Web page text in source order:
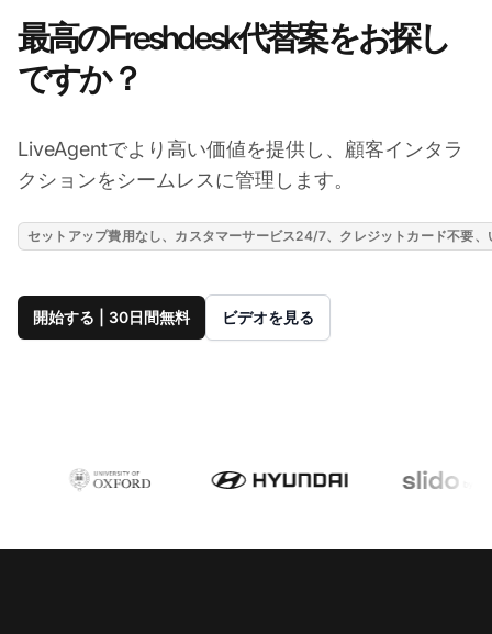
最高のFreshdesk代替案をお探し
ですか？
LiveAgentでより高い価値を提供し、顧客インタラ
クションをシームレスに管理します。
セットアップ費用なし、カスタマーサービス24/7、クレジットカード不要
開始する | 30日間無料 ビデオを見る